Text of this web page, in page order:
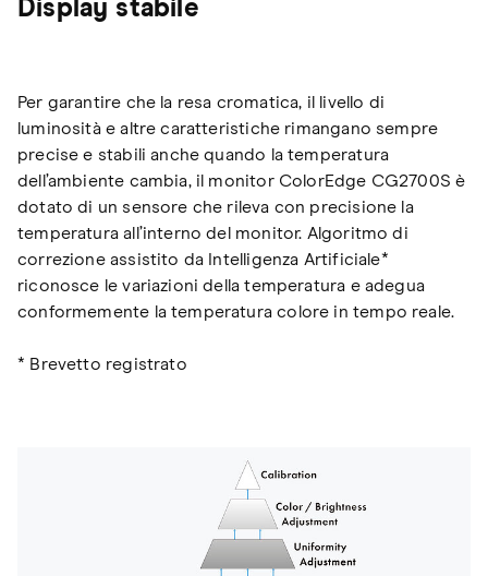
Display stabile
Per garantire che la resa cromatica, il livello di
luminosità e altre caratteristiche rimangano sempre
precise e stabili anche quando la temperatura
dell’ambiente cambia, il monitor ColorEdge CG2700S è
dotato di un sensore che rileva con precisione la
temperatura all’interno del monitor. Algoritmo di
correzione assistito da Intelligenza Artificiale*
riconosce le variazioni della temperatura e adegua
conformemente la temperatura colore in tempo reale.
* Brevetto registrato